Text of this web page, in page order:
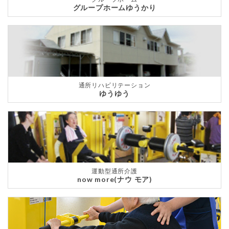
グループホームゆうかり
通所リハビリテーション
ゆうゆう
運動型通所介護
now more(ナウ モア)